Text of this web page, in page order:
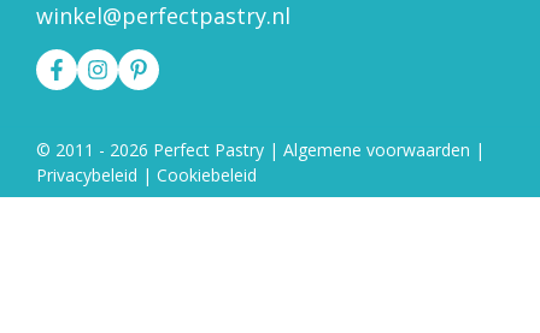
winkel@perfectpastry.nl
© 2011 - 2026 Perfect Pastry | Algemene voorwaarden |
Privacybeleid | Cookiebeleid